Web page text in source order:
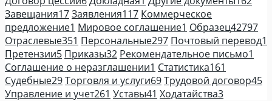
Завещания17Заявления117 Коммерческое
предложение1 Мировое соглашение1 Образец42797
Отраслевые351 Персональные297 Почтовый перевод1
Претензии5 Приказы32 Рекомендательное письмо1
Соглашение о неразглашении1 Статистика161
Судебные29Торговля и услуги69Трудовой договор45
Управление и учет261 Уставы41 Ходатайства3